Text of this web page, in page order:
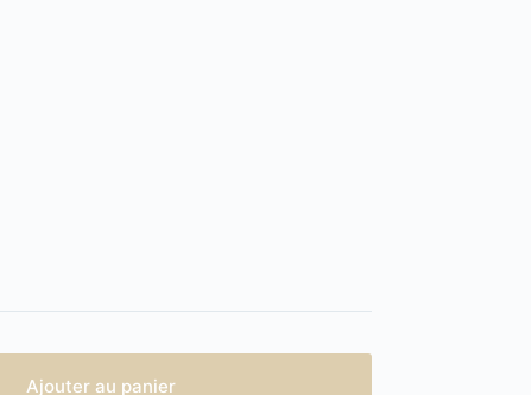
Ajouter au panier